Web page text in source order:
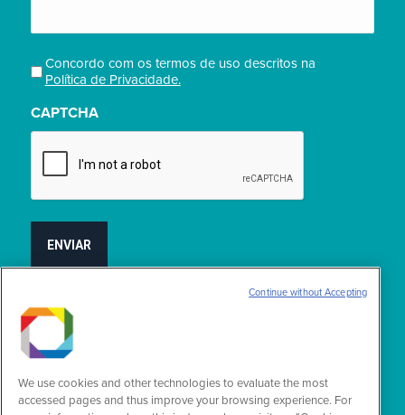
Privacidade
(obrigatório)
Concordo com os termos de uso descritos na
Política de Privacidade.
CAPTCHA
Encontre-nos em:
Facebook
opens
opens
page
opens
opens
We use cookies and other technologies to evaluate the most
accessed pages and thus improve your browsing experience. For
Continue without Accepting